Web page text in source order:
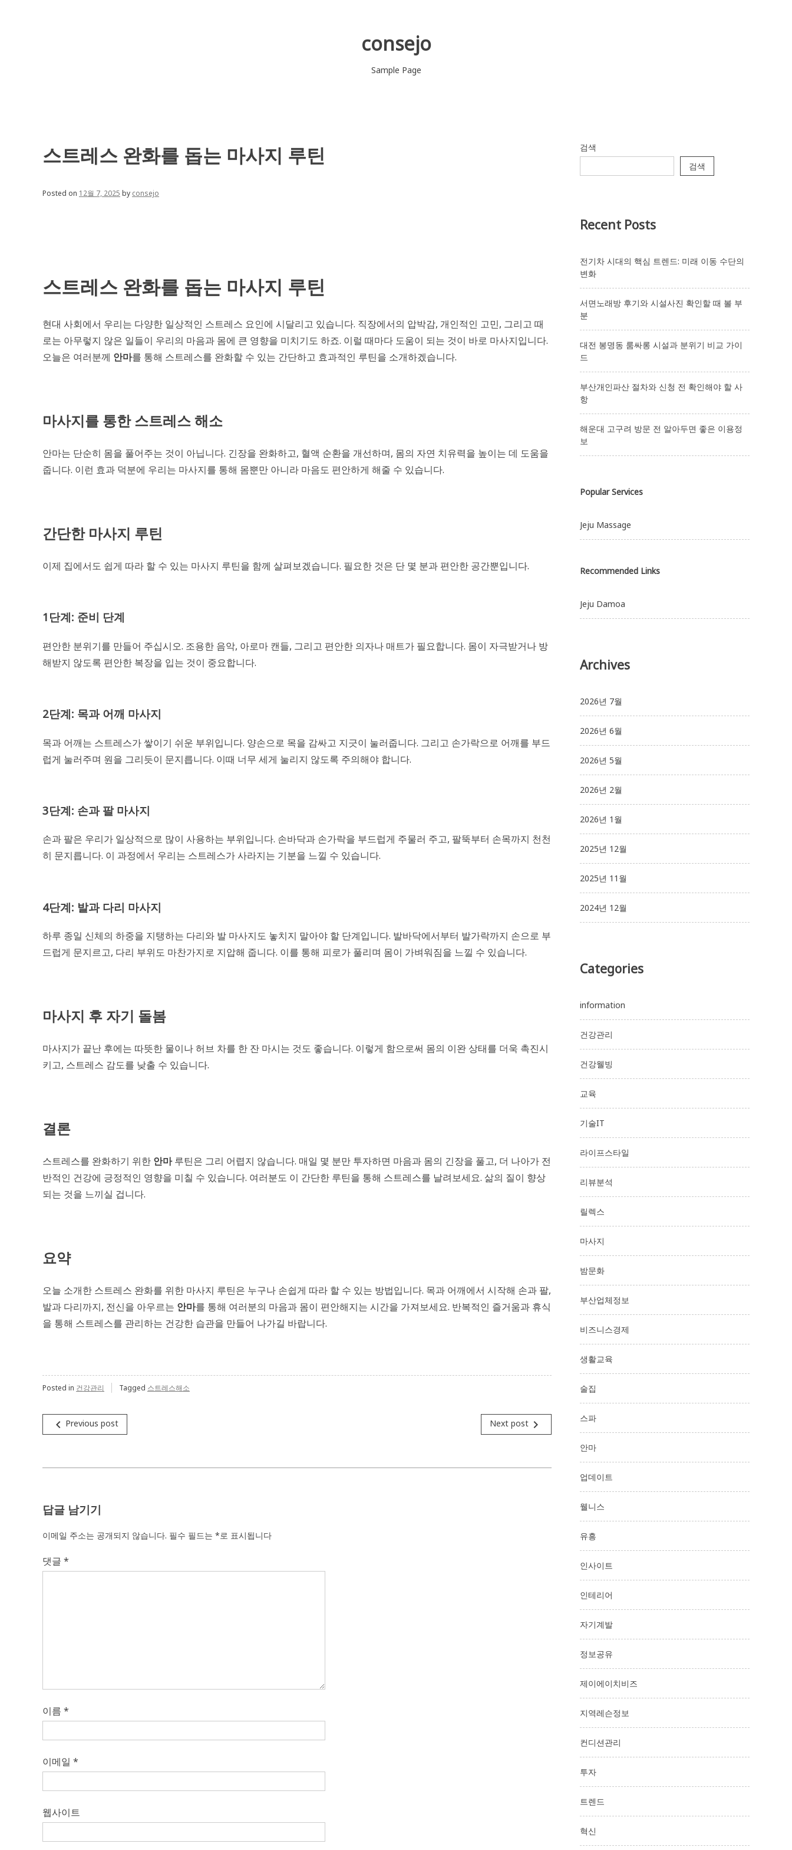
consejo
Sample Page
스트레스 완화를 돕는 마사지 루틴
Posted on 12월 7, 2025 by consejo
스트레스 완화를 돕는 마사지 루틴
현대 사회에서 우리는 다양한 일상적인 스트레스 요인에 시달리고 있습니다. 직장에서의 압박감, 개인적인 고민, 그리고 때
로는 아무렇지 않은 일들이 우리의 마음과 몸에 큰 영향을 미치기도 하죠. 이럴 때마다 도움이 되는 것이 바로 마사지입니다.
오늘은 여러분께 안마를 통해 스트레스를 완화할 수 있는 간단하고 효과적인 루틴을 소개하겠습니다.
마사지를 통한 스트레스 해소
안마는 단순히 몸을 풀어주는 것이 아닙니다. 긴장을 완화하고, 혈액 순환을 개선하며, 몸의 자연 치유력을 높이는 데 도움을
줍니다. 이런 효과 덕분에 우리는 마사지를 통해 몸뿐만 아니라 마음도 편안하게 해줄 수 있습니다.
간단한 마사지 루틴
이제 집에서도 쉽게 따라 할 수 있는 마사지 루틴을 함께 살펴보겠습니다. 필요한 것은 단 몇 분과 편안한 공간뿐입니다.
1단계: 준비 단계
편안한 분위기를 만들어 주십시오. 조용한 음악, 아로마 캔들, 그리고 편안한 의자나 매트가 필요합니다. 몸이 자극받거나 방
해받지 않도록 편안한 복장을 입는 것이 중요합니다.
2단계: 목과 어깨 마사지
목과 어깨는 스트레스가 쌓이기 쉬운 부위입니다. 양손으로 목을 감싸고 지긋이 눌러줍니다. 그리고 손가락으로 어깨를 부드
럽게 눌러주며 원을 그리듯이 문지릅니다. 이때 너무 세게 눌리지 않도록 주의해야 합니다.
3단계: 손과 팔 마사지
손과 팔은 우리가 일상적으로 많이 사용하는 부위입니다. 손바닥과 손가락을 부드럽게 주물러 주고, 팔뚝부터 손목까지 천천
히 문지릅니다. 이 과정에서 우리는 스트레스가 사라지는 기분을 느낄 수 있습니다.
4단계: 발과 다리 마사지
하루 종일 신체의 하중을 지탱하는 다리와 발 마사지도 놓치지 말아야 할 단계입니다. 발바닥에서부터 발가락까지 손으로 부
드럽게 문지르고, 다리 부위도 마찬가지로 지압해 줍니다. 이를 통해 피로가 풀리며 몸이 가벼워짐을 느낄 수 있습니다.
마사지 후 자기 돌봄
마사지가 끝난 후에는 따뜻한 물이나 허브 차를 한 잔 마시는 것도 좋습니다. 이렇게 함으로써 몸의 이완 상태를 더욱 촉진시
키고, 스트레스 감도를 낮출 수 있습니다.
결론
스트레스를 완화하기 위한 안마루틴은 그리 어렵지 않습니다. 매일 몇 분만 투자하면 마음과 몸의 긴장을 풀고, 더 나아가 전
반적인 건강에 긍정적인 영향을 미칠 수 있습니다. 여러분도 이 간단한 루틴을 통해 스트레스를 날려보세요. 삶의 질이 향상
되는 것을 느끼실 겁니다.
요약
오늘 소개한 스트레스 완화를 위한 마사지 루틴은 누구나 손쉽게 따라 할 수 있는 방법입니다. 목과 어깨에서 시작해 손과 팔,
발과 다리까지, 전신을 아우르는 안마를 통해 여러분의 마음과 몸이 편안해지는 시간을 가져보세요. 반복적인 즐거움과 휴식
을 통해 스트레스를 관리하는 건강한 습관을 만들어 나가길 바랍니다.
Posted in 건강관리 Tagged 스트레스해소
글
탐
navigate_before Previous post Next post navigate_next
답글 남기기
이메일 주소는 공개되지 않습니다. 필수 필드는 *로 표시됩니다
댓글 *
이름 *
이메일 *
웹사이트
검색
검색
Recent Posts
전기차 시대의 핵심 트렌드: 미래 이동 수단의
변화
서면노래방 후기와 시설사진 확인할 때 볼 부
분
대전 봉명동 룸싸롱 시설과 분위기 비교 가이
드
부산개인파산 절차와 신청 전 확인해야 할 사
항
해운대 고구려 방문 전 알아두면 좋은 이용정
보
Popular Services
Jeju Massage
Recommended Links
Jeju Damoa
Archives
2026년 7월
2026년 6월
2026년 5월
2026년 2월
2026년 1월
2025년 12월
2025년 11월
2024년 12월
Categories
information
건강관리
건강웰빙
교육
기술IT
라이프스타일
리뷰분석
릴렉스
마사지
밤문화
부산업체정보
비즈니스경제
생활교육
술집
스파
안마
업데이트
웰니스
유흥
인사이트
인테리어
자기계발
정보공유
제이에이치비즈
지역레슨정보
컨디션관리
투자
트렌드
혁신